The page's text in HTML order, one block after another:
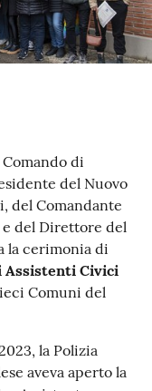
di
del Nuovo
del Comandante
e del Direttore del
la cerimonia di
Assistenti Civici
Comuni del
la Polizia
aveva aperto la